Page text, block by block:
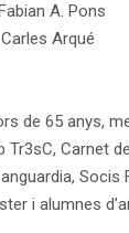
A. Pons
Carles Arqué
de 65 anys,
Tr3sC, Carnet de
Socis
i alumnes